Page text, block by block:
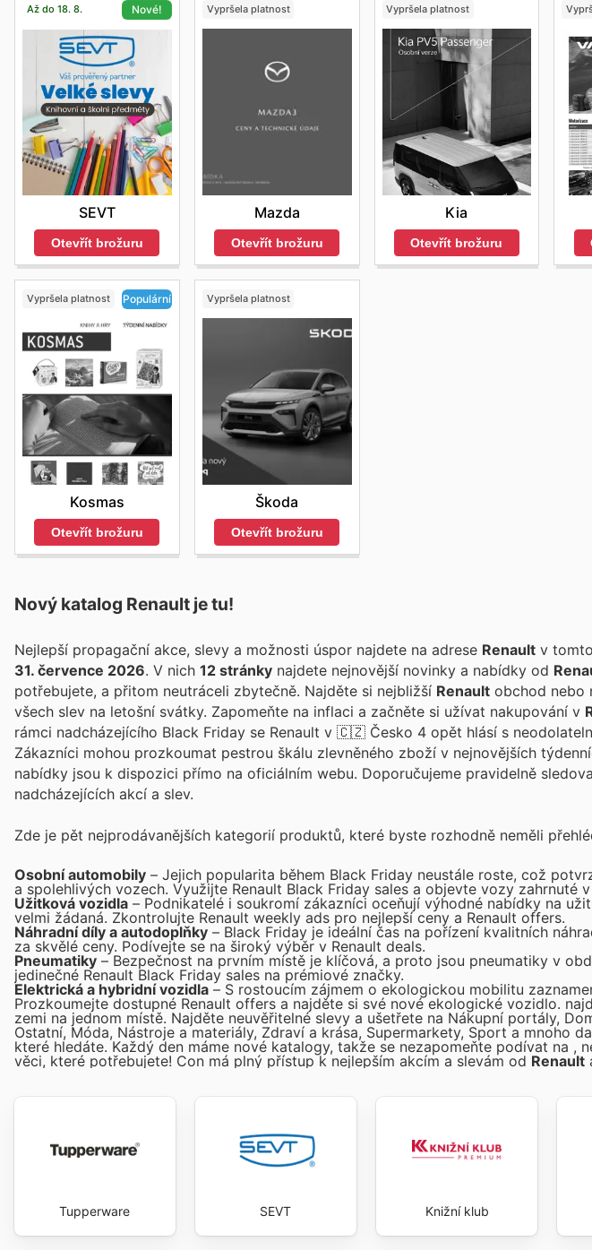
Až do 18. 8. Nové!
SEVT
Otevřít brožuru
Vypršela platnost
Mazda
Otevřít brožuru
Vypršela platnost
Kia
Otevřít brožuru
Vypršela platnost Populární
Kosmas
Otevřít brožuru
Vypršela platnost
Škoda
Otevřít brožuru
Nový katalog Renault je tu!
Nejlepší propagační akce, slevy a možnosti úspor najdete na adrese Renault v
31. července 2026 . V nich 12 stránky najdete nejnovější novinky a nabídky od
potřebujete, a přitom neutráceli zbytečně. Najděte si nejbližší Renault obchod nebo
všech slev na letošní svátky. Zapomeňte na inflaci a začněte si užívat nakupování v
rámci nadcházejícího Black Friday se Renault v 🇨🇿 Česko 4 opět hlásí s
Zákazníci mohou prozkoumat pestrou škálu zlevněného zboží v nejnovějších
nabídky jsou k dispozici přímo na oficiálním webu. Doporučujeme pravidelně
nadcházejících akcí a slev.
Zde je pět nejprodávanějších kategorií produktů, které byste rozhodně neměli
Osobní automobily – Jejich popularita během Black Friday neustále roste, což
a spolehlivých vozech. Využijte Renault Black Friday sales a objevte vozy zahrnuté
Užitková vozidla – Podnikatelé i soukromí zákazníci oceňují výhodné nabídky na
velmi žádaná. Zkontrolujte Renault weekly ads pro nejlepší ceny a Renault offers.
Náhradní díly a autodoplňky – Black Friday je ideální čas na pořízení kvalitních
za skvělé ceny. Podívejte se na široký výběr v Renault deals.
Pneumatiky – Bezpečnost na prvním místě je klíčová, a proto jsou pneumatiky v
jedinečné Renault Black Friday sales na prémiové značky.
Elektrická a hybridní vozidla – S rostoucím zájmem o ekologickou mobilitu
Prozkoumejte dostupné Renault offers a najděte si své nové ekologické vozidlo.
zemi na jednom místě. Najděte neuvěřitelné slevy a ušetřete na Nákupní portály,
Ostatní, Móda, Nástroje a materiály, Zdraví a krása, Supermarkety, Sport a mnoho
které hledáte. Každý den máme nové katalogy, takže se nezapomeňte podívat na ,
věci, které potřebujete! Con má plný přístup k nejlepším akcím a slevám od Renault
Tupperware SEVT Knižní klub